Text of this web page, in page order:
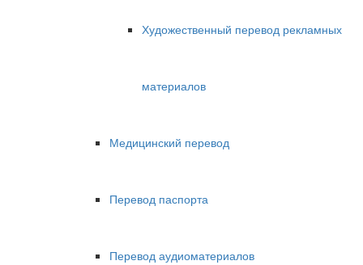
Художественный перевод рекламных
материалов
Медицинский перевод
Перевод паспорта
Перевод аудиоматериалов